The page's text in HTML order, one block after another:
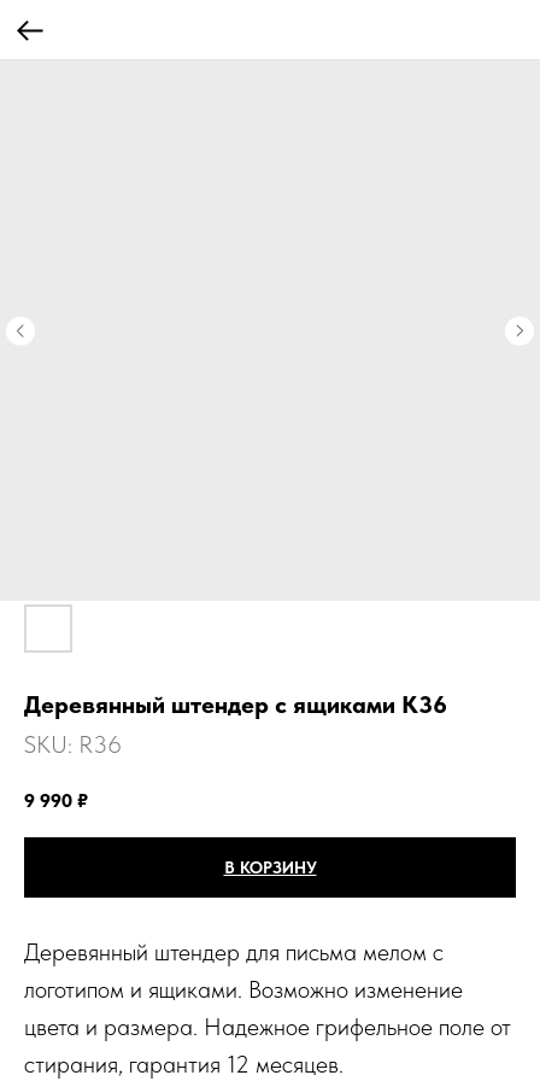
Деревянный штендер с ящиками К36
SKU: R36
9 990 ₽
В КОРЗИНУ
Деревянный штендер для письма мелом с
логотипом и ящиками. Возможно изменение
цвета и размера. Надежное грифельное поле от
стирания, гарантия 12 месяцев.